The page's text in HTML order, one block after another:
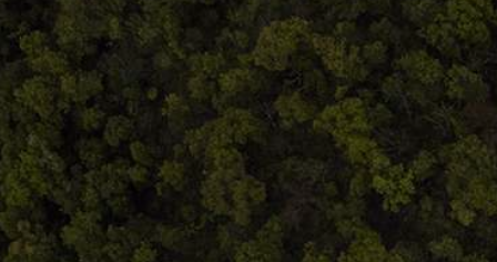
Termeni și condiții
ANPC
Home Despre noi Produse
Contact
Termeni și condiții
S.C. Atelierul de istorie SRL